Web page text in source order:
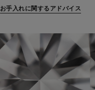
お手入れに関するアドバイス